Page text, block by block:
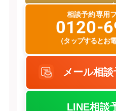
相談予約専用
0120-
（タップするとお
メール相
LINE相談